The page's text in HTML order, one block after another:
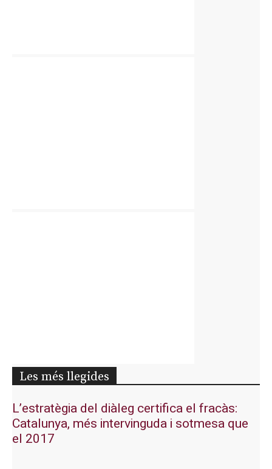
Les més llegides
L’estratègia del diàleg certifica el fracàs:
Catalunya, més intervinguda i sotmesa que
el 2017